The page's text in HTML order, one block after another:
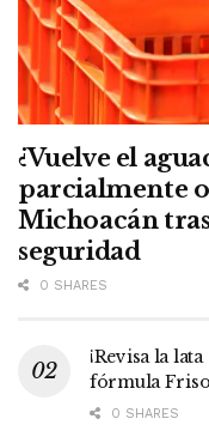
¿Vuelve el
parcialmente
Michoacán
seguridad
0 SHARES
¡Revisa la
fórmula
0 SHARES